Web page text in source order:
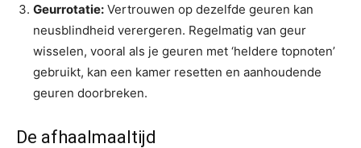
Geurrotatie: Vertrouwen op dezelfde geuren kan
neusblindheid verergeren. Regelmatig van geur
wisselen, vooral als je geuren met ‘heldere topnoten’
gebruikt, kan een kamer resetten en aanhoudende
geuren doorbreken.
De afhaalmaaltijd